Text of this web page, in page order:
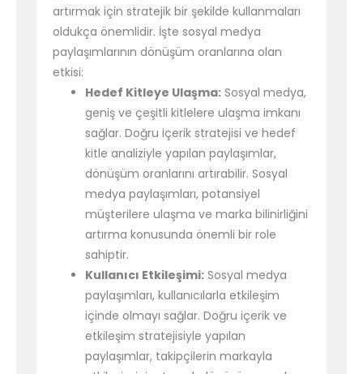
artırmak için stratejik bir şekilde kullanmaları
oldukça önemlidir. İşte sosyal medya
paylaşımlarının dönüşüm oranlarına olan
etkisi:
Hedef Kitleye Ulaşma: Sosyal medya,
geniş ve çeşitli kitlelere ulaşma imkanı
sağlar. Doğru içerik stratejisi ve hedef
kitle analiziyle yapılan paylaşımlar,
dönüşüm oranlarını artırabilir. Sosyal
medya paylaşımları, potansiyel
müşterilere ulaşma ve marka bilinirliğini
artırma konusunda önemli bir role
sahiptir.
Kullanıcı Etkileşimi: Sosyal medya
paylaşımları, kullanıcılarla etkileşim
içinde olmayı sağlar. Doğru içerik ve
etkileşim stratejisiyle yapılan
paylaşımlar, takipçilerin markayla